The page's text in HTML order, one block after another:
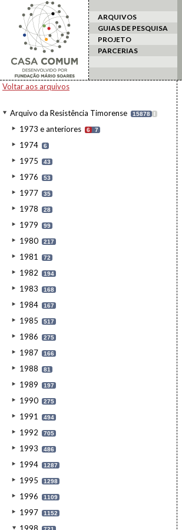
ARQUIVOS
GUIAS DE PESQUISA
PROJETO
PARCERIAS
Voltar aos arquivos
Arquivo da Resistência Timorense 15878 I
1973 e anteriores 6 7
1974 6
1975 43
1976 53
1977 35
1978 28
1979 99
1980 217
1981 72
1982 194
1983 168
1984 167
1985 517
1986 275
1987 166
1988 81
1989 197
1990 275
1991 494
1992 705
1993 486
1994 1287
1995 1298
1996 1109
1997 1152